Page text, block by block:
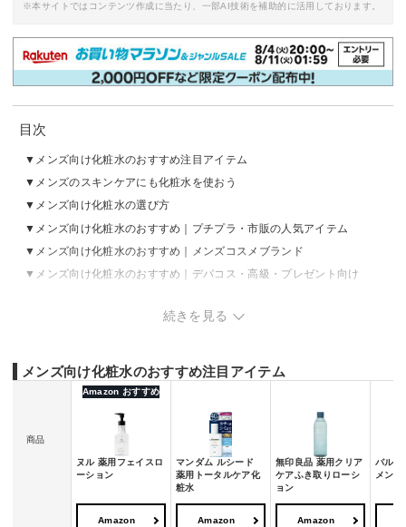
※本サイトではコンテンツ作成に当たり、一部AI技術を補助的に活用しております。
目次
メンズ向け化粧水のおすすめ注目アイテム
メンズのスキンケアにも化粧水を使おう
メンズ向け化粧水の選び方
メンズ向け化粧水のおすすめ｜プチプラ・市販の人気アイテム
メンズ向け化粧水のおすすめ｜メンズコスメブランド
メンズ向け化粧水のおすすめ｜デパコス・高級・プレゼント向け
メンズのスキンケア手順と化粧水の効果的な使い方
続きを見る
メンズ向け化粧水のおすすめ注目アイテム
商品
Amazon おすすめ
ヌル 薬用フェイスロ
ーション
マンダム ルシード
薬用トータルケア化
粧水
無印良品 薬用クリア
ケアふき取りローシ
ョン
バルク
メンズ
Amazon Amazon Amazon